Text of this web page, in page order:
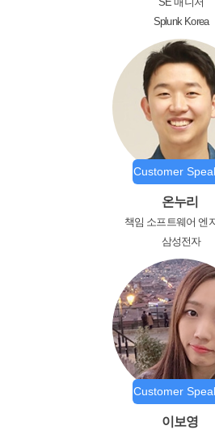
Splunk Korea
Customer
온누리
책임 소프트웨어 엔
삼성전자
Customer
이보영